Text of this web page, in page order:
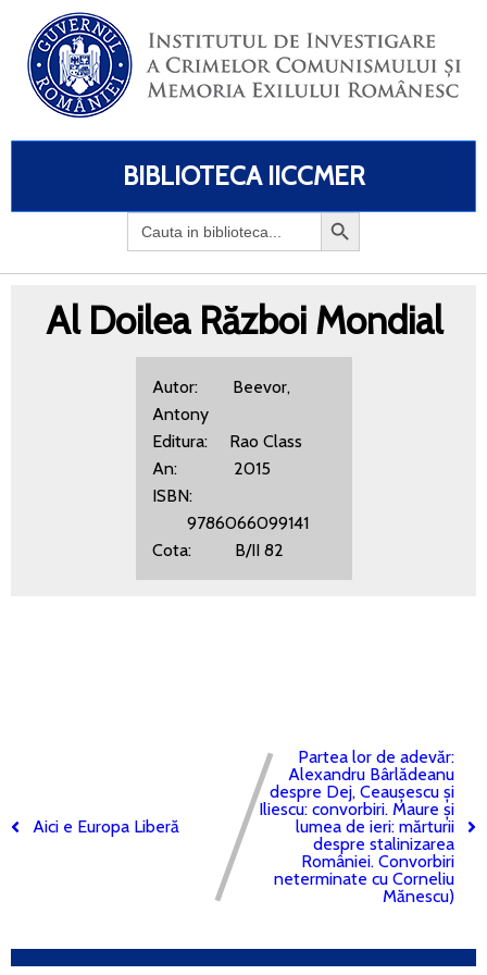
BIBLIOTECA IICCMER
Search
for:
Al Doilea Război Mondial
Autor: Beevor,
Antony
Editura: Rao Class
An: 2015
ISBN:
9786066099141
Cota: B/II 82
Aici e Europa Liberă
Partea lor de adevăr:
Alexandru Bârlădeanu
despre Dej, Ceaușescu și
Iliescu: convorbiri. Maure și
lumea de ieri: mărturii
despre stalinizarea
României. Convorbiri
neterminate cu Corneliu
Mănescu)